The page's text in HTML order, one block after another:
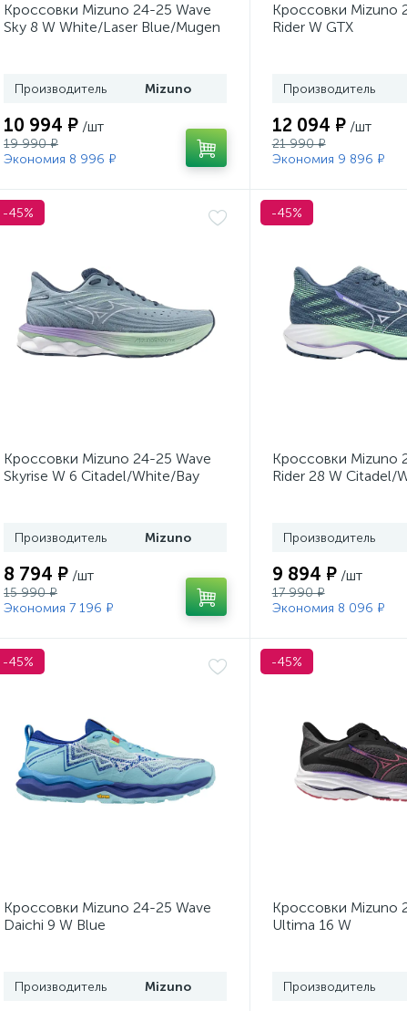
Кроссовки Mizuno 24-25 Wave
Sky 8 W White/Laser Blue/Mugen
Производитель Mizuno
10 994 ₽ /шт
19 990 ₽
Экономия 8 996 ₽
Кроссовки Mizuno
Rider W GTX
Производитель
12 094 ₽ /шт
21 990 ₽
Экономия 9 896 ₽
-45%
Кроссовки Mizuno 24-25 Wave
Skyrise W 6 Citadel/White/Bay
Производитель Mizuno
8 794 ₽ /шт
15 990 ₽
Экономия 7 196 ₽
-45%
Кроссовки Mizuno
Rider 28 W Citadel/
Производитель
9 894 ₽ /шт
17 990 ₽
Экономия 8 096 ₽
-45%
Кроссовки Mizuno 24-25 Wave
Daichi 9 W Blue
Производитель Mizuno
-45%
Кроссовки Mizuno
Ultima 16 W
Производитель